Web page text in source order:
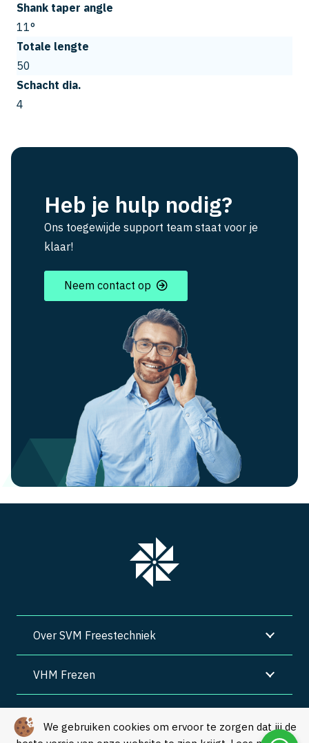
We gebruiken cookies om ervoor te zorgen dat jij de
Shank taper angle
11°
Totale lengte
50
Schacht dia.
4
Heb je hulp nodig?
Ons toegewijde support team staat voor je
klaar!
Neem contact op
Over SVM Freestechniek
VHM Frezen